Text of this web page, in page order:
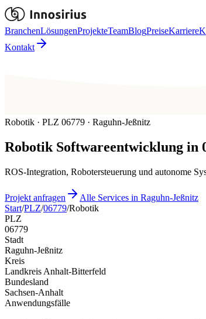
BranchenLösungenProjekteTeamBlogPreiseKarriere
Kontakt
Robotik · PLZ 06779 · Raguhn-Jeßnitz
Robotik Softwareentwicklung in
ROS-Integration, Robotersteuerung und autonome
Projekt anfragen
Alle Services in Raguhn-Jeßnitz
Start/PLZ/06779/Robotik
PLZ
06779
Stadt
Raguhn-Jeßnitz
Kreis
Landkreis Anhalt-Bitterfeld
Bundesland
Sachsen-Anhalt
Anwendungsfälle